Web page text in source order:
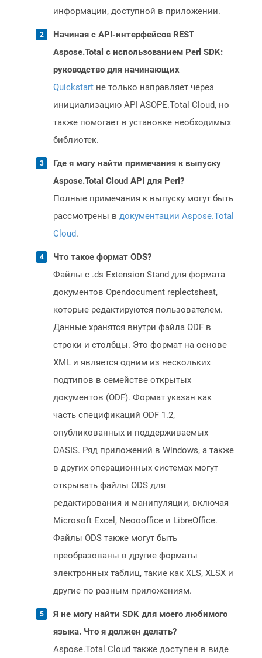
информации, доступной в приложении.
Начиная с API-интерфейсов REST
Aspose.Total с использованием Perl SDK:
руководство для начинающих
Quickstart не только направляет через
инициализацию API ASOPE.Total Cloud, но
также помогает в установке необходимых
библиотек.
Где я могу найти примечания к выпуску
Aspose.Total Cloud API для Perl?
Полные примечания к выпуску могут быть
рассмотрены в документации Aspose.Total
Cloud.
Что такое формат ODS?
Файлы с .ds Extension Stand для формата
документов Opendocument replectsheat,
которые редактируются пользователем.
Данные хранятся внутри файла ODF в
строки и столбцы. Это формат на основе
XML и является одним из нескольких
подтипов в семействе открытых
документов (ODF). Формат указан как
часть спецификаций ODF 1.2,
опубликованных и поддерживаемых
OASIS. Ряд приложений в Windows, а также
в других операционных системах могут
открывать файлы ODS для
редактирования и манипуляции, включая
Microsoft Excel, Neoooffice и LibreOffice.
Файлы ODS также могут быть
преобразованы в другие форматы
электронных таблиц, такие как XLS, XLSX и
другие по разным приложениям.
Я не могу найти SDK для моего любимого
языка. Что я должен делать?
Aspose.Total Cloud также доступен в виде